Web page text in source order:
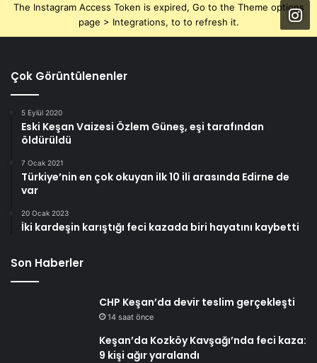
The Instagram Access Token is expired, Go to the Theme options
page > Integrations, to to refresh it.
Çok Görüntülenenler
5 Eylül 2020
Eski Keşan Vaizesi Özlem Güneş, eşi tarafından
öldürüldü
7 Ocak 2021
Türkiye’nin en çok okuyan ilk 10 ili arasında Edirne de
var
20 Ocak 2023
İki kardeşin karıştığı feci kazada biri hayatını kaybetti
Son Haberler
CHP Keşan’da devir teslim gerçekleşti
14 saat önce
Keşan’da Kozköy Kavşağı’nda feci kaza:
9 kişi ağır yaralandı